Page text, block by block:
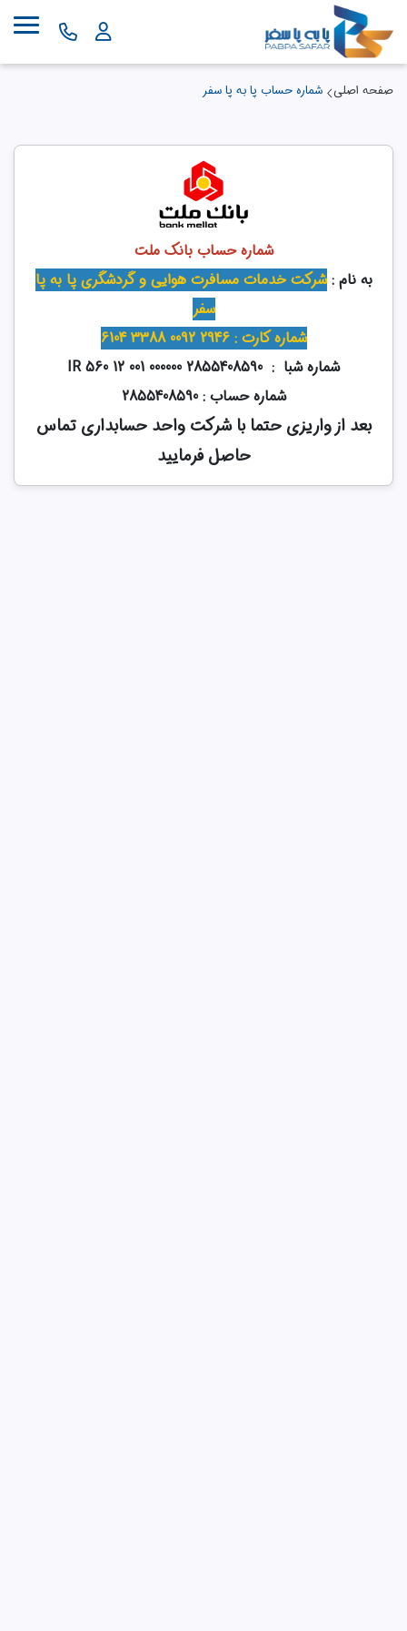
صفحه اصلی شماره حساب پا به پا سفر
شماره حساب بانک ملت
به نام :شرکت خدمات مسافرت هوایی و گردشگری پا به پا
سفر
شماره کارت : 2946 0092 3388 6104
شماره شبا : IR 560 12 001 000000 2855408590
شماره حساب : 2855408590
بعد از واریزی حتما با شرکت واحد حسابداری تماس
حاصل فرمایید